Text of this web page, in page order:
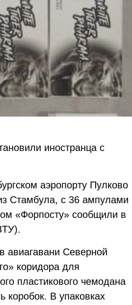
иностранца с
аэропорту Пулково
Стамбула, с 36 ампулами
«Форпосту» сообщили в
авиагавани Северной
коридора для
пластикового чемодана
коробок. В упаковках